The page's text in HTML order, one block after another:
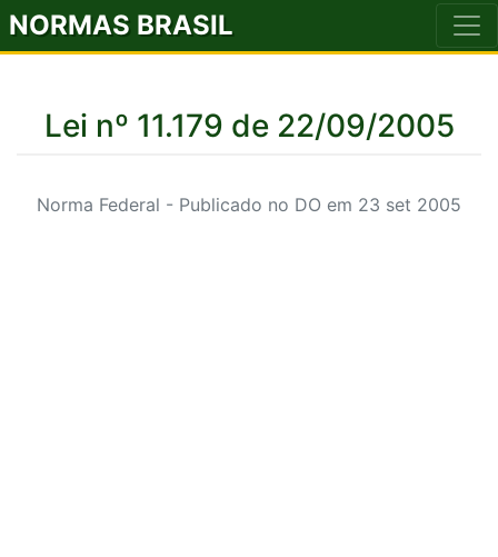
NORMAS BRASIL
Lei nº 11.179 de 22/09/2005
Norma Federal - Publicado no DO em 23 set 2005